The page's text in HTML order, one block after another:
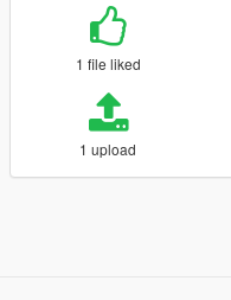
1 file liked
1 upload